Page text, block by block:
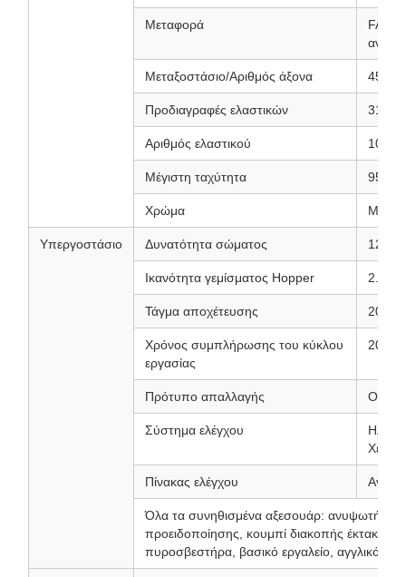
Μεταφορά
FAST
Μεταξοστάσιο/Αριθμός άξονα
Προδιαγραφές ελαστικών 315/
Αριθμός ελαστικού 10
Μέγιστη ταχύτητα 95
Χρώμα
Υπεργοστάσιο Δυνατότητα σώματος 12
Ικανότητα γεμίσματος Hopper 2.4
Τάγμα αποχέτευσης 200
Χρόνος συμπλήρωσης του κύκλου
εργασίας
20 ~
Πρότυπο απαλλαγής
Σύστημα ελέγχου
Πίνακας ελέγχου
Όλα τα συνηθισμένα αξεσουάρ:
προειδοποίησης, κουμπί διακοπής έκτακτης
πυροσβεστήρα, βασικό εργαλείο, αγγλικό